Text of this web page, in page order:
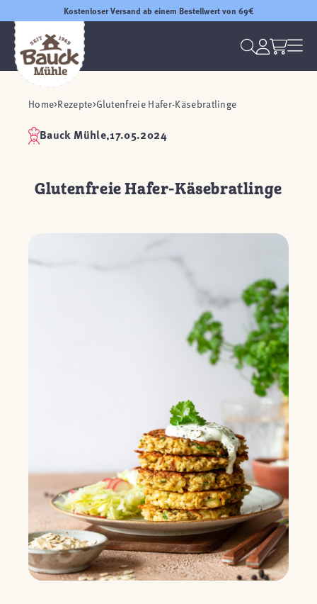
Kostenloser Versand ab einem Bestellwert von 69€
Home Rezepte Glutenfreie Hafer-Käsebratlinge
Bauck Mühle,17.05.2024
Glutenfreie Hafer-Käsebratlinge